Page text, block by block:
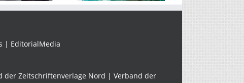
| EditorialMedia
der Zeitschriftenverlage Nord | Verband der